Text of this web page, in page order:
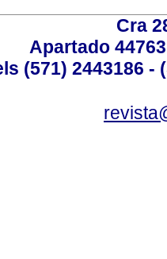
Cra
Apartado
(571) 2443186 -